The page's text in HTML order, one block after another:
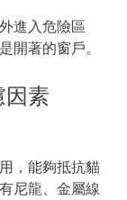
進入危險區
開著的窗戶。
素
，能夠抵抗貓
尼龍、金屬線